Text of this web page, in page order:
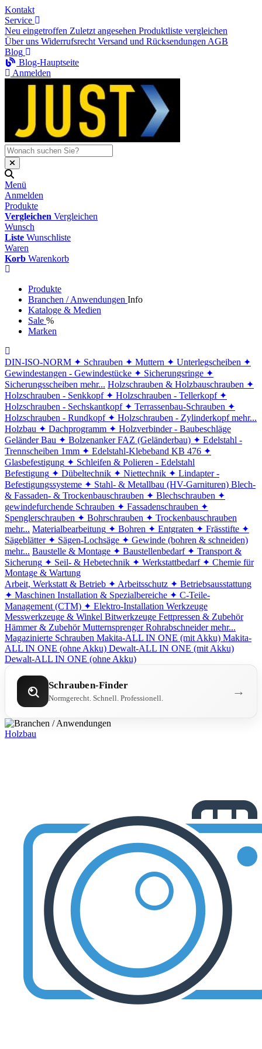
Kontakt
Service
Neu eingetroffen Zuletzt angesehen Produktliste vergleichen
Über uns Widerrufsrecht Versand und Rücksendungen AGB
Blog
Blog-Hauptseite
Anmelden
Menü
Anmelden
Produkte
Vergleichen Vergleichen
Wunsch
Liste Wunschliste
Waren
Korb Warenkorb
Produkte
Branchen / Anwendungen Info
Kataloge & Medien
Sale %
Marken
DIN-ISO-NORM ✦ Schrauben ✦ Muttern ✦ Unterlegscheiben ✦
Gewindestangen - Gewindestücke ✦ Sicherungsringe ✦
Sicherungsscheiben mehr... Holzschrauben & Holzbauschrauben ✦
Holzschrauben - Senkkopf ✦ Holzschrauben - Tellerkopf ✦
Holzschrauben - Sechskantkopf ✦ Terrassenbau-Schrauben ✦
Holzschrauben - Rundkopf ✦ Holzschrauben - Zylinderkopf mehr...
Holzbau ✦ Dachprogramm ✦ Holzverbinder - Baubeschläge
Geländer Bau ✦ Bolzenanker FAZ (Geländerbau) ✦ Edelstahl -
Trennscheiben 1mm ✦ Edelstahl-Klebeband KB 476 ✦
Glasbefestigung ✦ Schleifen & Polieren - Edelstahl
Befestigung ✦ Dübeltechnik ✦ Niettechnik ✦ Lindapter -
Befestigungssysteme ✦ Stahl- & Metallbau (HV-Garnituren) Blech-
& Fassaden- & Trockenbauschrauben ✦ Blechschrauben ✦
gewindefurchende Schrauben ✦ Fassadenschrauben ✦
Spenglerschrauben ✦ Bohrschrauben ✦ Trockenbauschrauben
mehr... Materialbearbeitung ✦ Bohren ✦ Entgraten ✦ Frässtifte ✦
Sägeblätter ✦ Sägen-Lochsäge ✦ Gewinde (bohren & schneiden)
mehr... Baustelle & Montage ✦ Baustellenbedarf ✦ Transport &
Sicherung ✦ Seil- & Hebetechnik ✦ Werkstattbedarf ✦ Chemie für
Montage & Wartung
Arbeit, Werkstatt & Betrieb ✦ Arbeitsschutz ✦ Betriebsausstattung
✦ Maschinen Installation & Spezialbereiche ✦ C-Teile-
Management (CTM) ✦ Elektro-Installation Werkzeuge
Messwerkzeuge & Winkel Bitwerkzeuge Fettpressen & Zubehör
Hämmer & Zubehör Mutternsprenger Rohrabschneider mehr...
Magazinierte Schrauben Makita-ALL IN ONE (mit Akku) Makita-
ALL IN ONE (ohne Akku) Dewalt-ALL IN ONE (mit Akku)
Dewalt-ALL IN ONE (ohne Akku)
Schrauben-Finder
Normgerecht. Schnell. Professionell. →
Holzbau